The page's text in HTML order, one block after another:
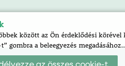
között az Ön érdeklődési
gombra a beleegyezés megadásához..